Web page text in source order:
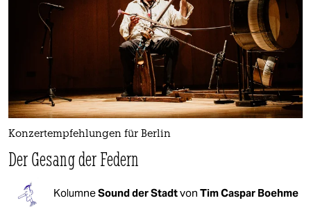
Konzertempfehlungen für Berlin
Der Gesang der Federn
KolumneSound der Stadtvon Tim Caspar Boehme